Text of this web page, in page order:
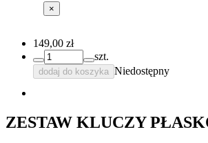
×
149,00 zł
szt.
dodaj do koszyka Niedostępny
ZESTAW KLUCZY